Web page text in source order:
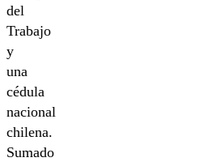
del
Trabajo
y
una
cédula
nacional
chilena.
Sumado